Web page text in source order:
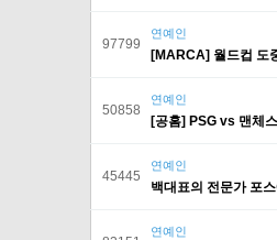
97799
연예인
[MARCA] 월드컵 도
50858
연예인
[공홈] PSG vs 맨체
45445
연예인
백대표의 전문가 포
연예인